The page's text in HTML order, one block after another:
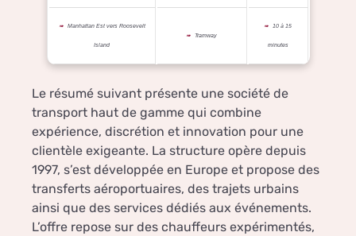
Manhattan Est vers Roosevelt
Island
Tramway
10 à 15
minutes
Le résumé suivant présente une société de
transport haut de gamme qui combine
expérience, discrétion et innovation pour une
clientèle exigeante. La structure opère depuis
1997, s’est développée en Europe et propose des
transferts aéroportuaires, des trajets urbains
ainsi que des services dédiés aux événements.
L’offre repose sur des chauffeurs expérimentés,